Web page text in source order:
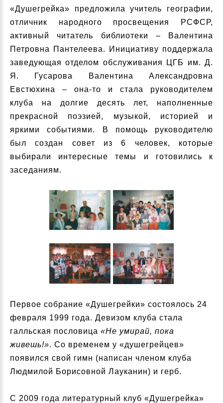
«Душегрейка» предложила учитель географии,
отличник народного просвещения РСФСР,
активный читатель библиотеки – Валентина
Петровна Пантелеева. Инициативу поддержала
заведующая отделом обслуживания ЦГБ им. Д.
Я. Гусарова Валентина Александровна
Евстюхина – она-то и стала руководителем
клуба на долгие десять лет, наполненные
прекрасной поэзией, музыкой, историей и
яркими событиями. В помощь руководителю
был создан совет из 6 человек, которые
выбирали интересные темы и готовились к
заседаниям.
Первое собрание «Душегрейки» состоялось 24
февраля 1999 года. Девизом клуба стала
галльская пословица «Не умирай, пока
живешь!». Со временем у «душегрейцев»
появился свой гимн (написан членом клуба
Людмилой Борисовной Лауканин) и герб.
С 2009 года литературный клуб «Душегрейка»